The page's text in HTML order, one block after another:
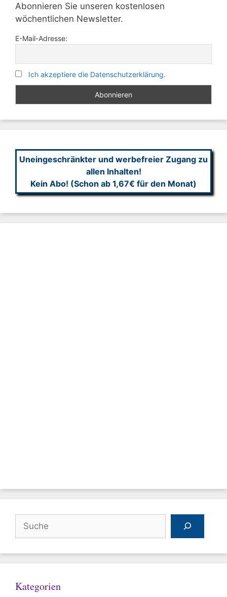
Abonnieren Sie unseren kostenlosen
wöchentlichen Newsletter.
E-Mail-Adresse:
Ich akzeptiere die Datenschutzerklärung.
Uneingeschränkter und werbefreier Zugang zu
allen Inhalten!
Kein Abo! (Schon ab 1,67€ für den Monat)
Kategorien